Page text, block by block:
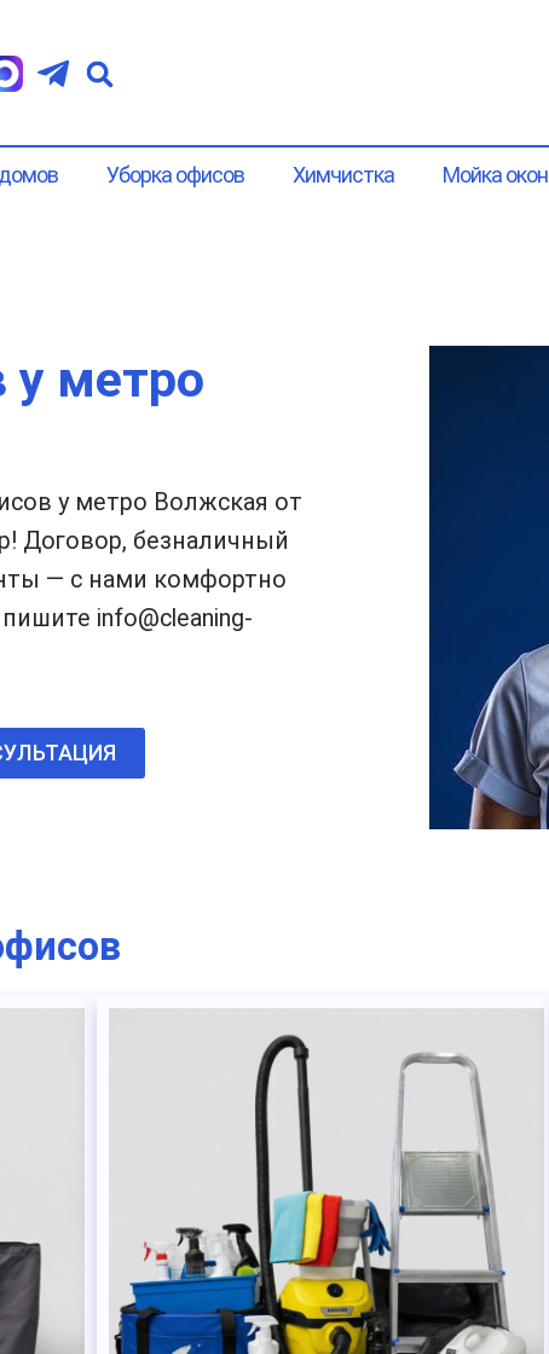
Уборка офисов Химчистка Мойка окон
у метро
у метро Волжская от
Договор, безналичный
— с нами комфортно
info@cleaning-